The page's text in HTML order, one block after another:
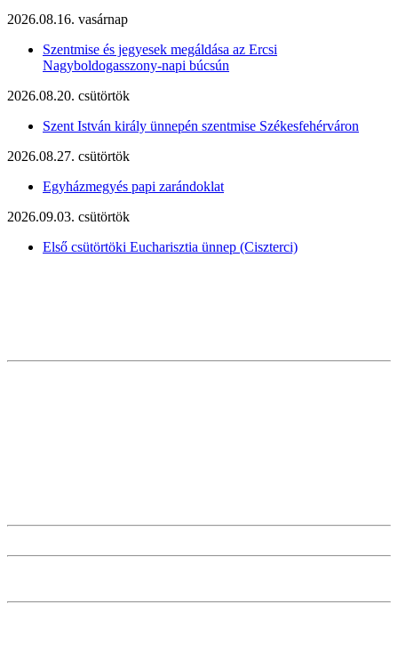
2026.08.16. vasárnap
Szentmise és jegyesek megáldása az Ercsi
Nagyboldogasszony-napi búcsún
2026.08.20. csütörtök
Szent István király ünnepén szentmise Székesfehérváron
2026.08.27. csütörtök
Egyházmegyés papi zarándoklat
2026.09.03. csütörtök
Első csütörtöki Eucharisztia ünnep (Ciszterci)